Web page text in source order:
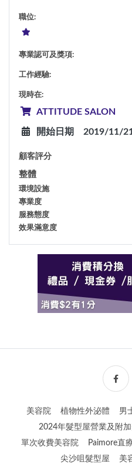
職位:
專業認可及獎項:
工作經驗:
現時在:
ATTITUDE SALON
開始日期 2019/11/
顧客評分
整體
環境設施
專業度
服務態度
效果滿意度
美容院 植物性外泌體 男
2024年髮型屋營業及附
單次收費美容院
Paimore直
尖沙咀髮型屋
美